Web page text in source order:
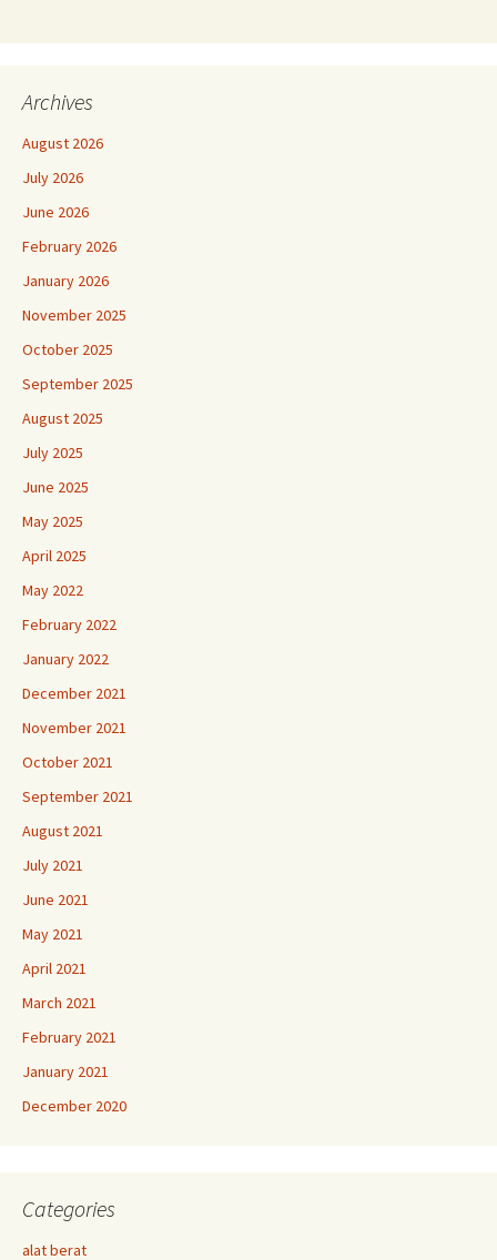
Archives
August 2026
July 2026
June 2026
February 2026
January 2026
November 2025
October 2025
September 2025
August 2025
July 2025
June 2025
May 2025
April 2025
May 2022
February 2022
January 2022
December 2021
November 2021
October 2021
September 2021
August 2021
July 2021
June 2021
May 2021
April 2021
March 2021
February 2021
January 2021
December 2020
Categories
alat berat